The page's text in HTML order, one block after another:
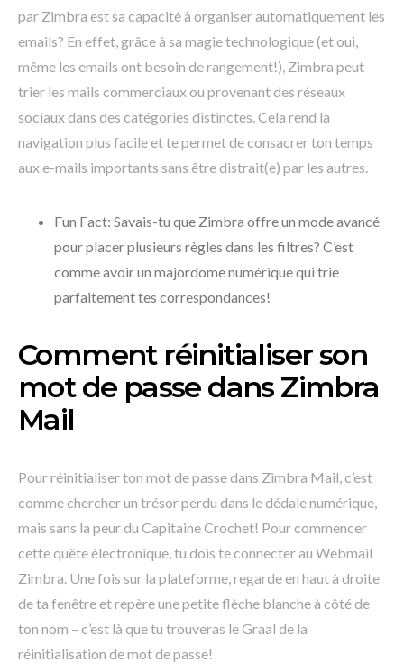
par Zimbra est sa capacité à organiser automatiquement les
emails? En effet, grâce à sa magie technologique (et oui,
même les emails ont besoin de rangement!), Zimbra peut
trier les mails commerciaux ou provenant des réseaux
sociaux dans des catégories distinctes. Cela rend la
navigation plus facile et te permet de consacrer ton temps
aux e-mails importants sans être distrait(e) par les autres.
Fun Fact: Savais-tu que Zimbra offre un mode avancé
pour placer plusieurs règles dans les filtres? C’est
comme avoir un majordome numérique qui trie
parfaitement tes correspondances!
Comment réinitialiser son
mot de passe dans Zimbra
Mail
Pour réinitialiser ton mot de passe dans Zimbra Mail, c’est
comme chercher un trésor perdu dans le dédale numérique,
mais sans la peur du Capitaine Crochet! Pour commencer
cette quête électronique, tu dois te connecter au Webmail
Zimbra. Une fois sur la plateforme, regarde en haut à droite
de ta fenêtre et repère une petite flèche blanche à côté de
ton nom – c’est là que tu trouveras le Graal de la
réinitialisation de mot de passe!